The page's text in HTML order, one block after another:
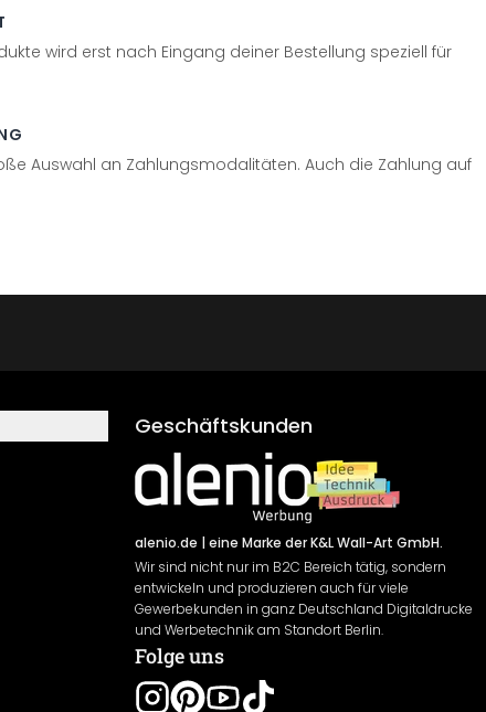
wird erst nach Eingang deiner Bestellung speziell für
Auswahl an Zahlungsmodalitäten. Auch die Zahlung auf
Geschäftskunden
alenio.de | eine Marke der K&L Wall-Art GmbH.
Wir sind nicht nur im B2C Bereich tätig, sondern
entwickeln und produzieren auch für viele
Gewerbekunden in ganz Deutschland Digitaldrucke
und Werbetechnik am Standort Berlin.
Folge uns